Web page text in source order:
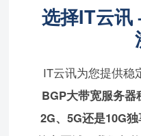
选择IT云讯
IT云讯为您提供稳
BGP大带宽服务器
2G、5G还是10G